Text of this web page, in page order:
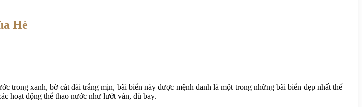
Hè
xanh, bờ cát dài trắng mịn, bãi biển này được mệnh danh là một trong những bãi biển đẹp nhất thế
hoạt động thể thao nước như lướt ván, dù bay.